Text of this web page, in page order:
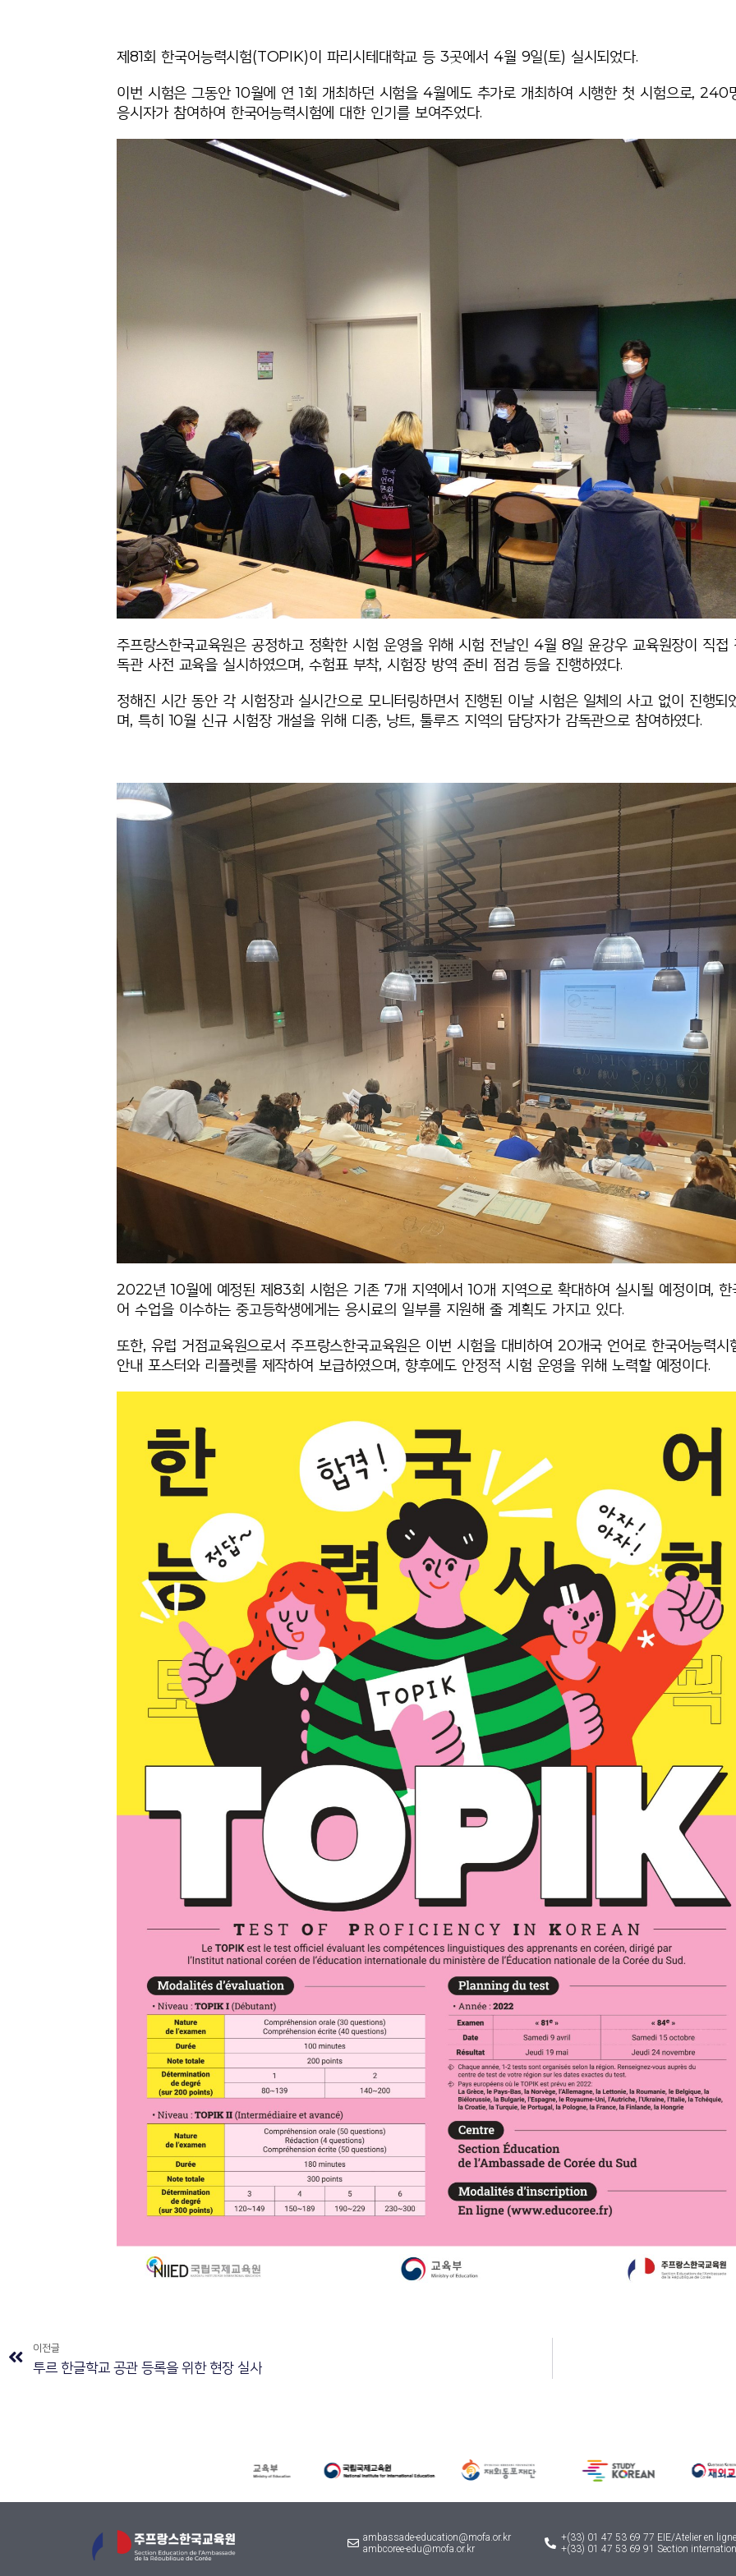
제81회 한국어능력시험(TOPIK)이 파리시테대학교 등 3곳에서 4월 9일(토) 실시되었다.
이번 시험은 그동안 10월에 연 1회 개최하던 시험을 4월에도 추가로 개최하여 시행한 첫 시험으로, 240
응시자가 참여하여 한국어능력시험에 대한 인기를 보여주었다.
주프랑스한국교육원은 공정하고 정확한 시험 운영을 위해 시험 전날인 4월 8일 윤강우 교육원장이 직접
독관 사전 교육을 실시하였으며, 수험표 부착, 시험장 방역 준비 점검 등을 진행하였다.
정해진 시간 동안 각 시험장과 실시간으로 모니터링하면서 진행된 이날 시험은 일체의 사고 없이 진행되
며, 특히 10월 신규 시험장 개설을 위해 디종, 낭트, 툴루즈 지역의 담당자가 감독관으로 참여하였다.
2022년 10월에 예정된 제83회 시험은 기존 7개 지역에서 10개 지역으로 확대하여 실시될 예정이며, 한
어 수업을 이수하는 중고등학생에게는 응시료의 일부를 지원해 줄 계획도 가지고 있다.
또한, 유럽 거점교육원으로서 주프랑스한국교육원은 이번 시험을 대비하여 20개국 언어로 한국어능력시
안내 포스터와 리플렛를 제작하여 보급하였으며, 향후에도 안정적 시험 운영을 위해 노력할 예정이다.
이전글
투르 한글학교 공관 등록을 위한 현장 실사
ambassade-education@mofa.or.kr
ambcoree-edu@mofa.or.kr
+(33) 01 47 53 69 77 EIE/Atelier en ligne
+(33) 01 47 53 69 91 Section